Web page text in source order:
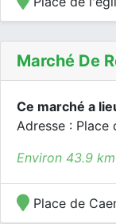
Marché De
Ce marché a
Adresse : Place
Environ 43.9 km
Place de